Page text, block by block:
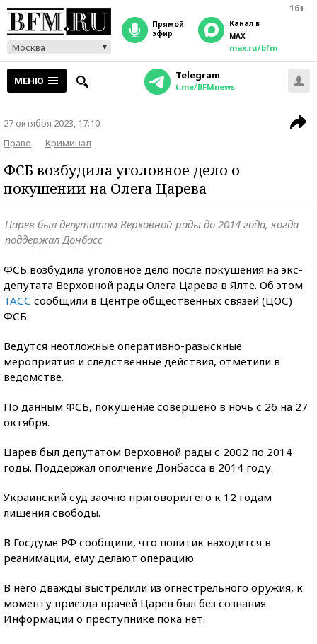
16+
Москва
прямой
эфир
Канал в
MAX
max.ru/bfm
МЕНЮ Telegram
t.me/BFMnews
27 октября 2023, 17:10
Право
Криминал
ФСБ возбудила уголовное дело о
покушении на Олега Царева
Царев был депутатом Верховной рады до 2014 года, когда
поддержал Донбасс
ФСБ возбудила уголовное дело после покушения на экс-
депутата Верховной рады Олега Царева в Ялте. Об этом
ТАСС сообщили в Центре общественных связей (ЦОС)
ФСБ.
Ведутся неотложные оперативно-разыскные
мероприятия и следственные действия, отметили в
ведомстве.
По данным ФСБ, покушение совершено в ночь с 26 на 27
октября.
Царев был депутатом Верховной рады с 2002 по 2014
годы. Поддержал ополчение Донбасса в 2014 году.
Украинский суд заочно приговорил его к 12 годам
лишения свободы.
В Госдуме РФ сообщили, что политик находится в
реанимации, ему делают операцию.
В него дважды выстрелили из огнестрельного оружия, к
моменту приезда врачей Царев был без сознания.
Информации о преступнике пока нет.